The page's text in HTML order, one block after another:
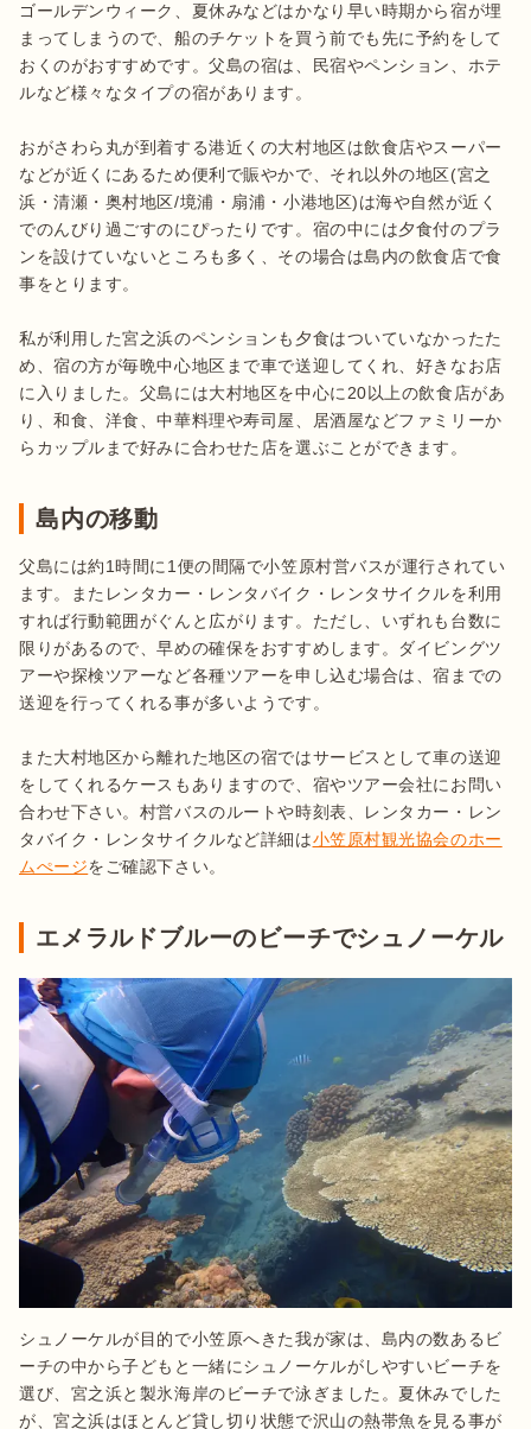
ゴールデンウィーク、夏休みなどはかなり早い時期から宿が埋
まってしまうので、船のチケットを買う前でも先に予約をして
おくのがおすすめです。父島の宿は、民宿やペンション、ホテ
ルなど様々なタイプの宿があります。
おがさわら丸が到着する港近くの大村地区は飲食店やスーパー
などが近くにあるため便利で賑やかで、それ以外の地区(宮之
浜・清瀬・奥村地区/境浦・扇浦・小港地区)は海や自然が近く
でのんびり過ごすのにぴったりです。宿の中には夕食付のプラ
ンを設けていないところも多く、その場合は島内の飲食店で食
事をとります。
私が利用した宮之浜のペンションも夕食はついていなかったた
め、宿の方が毎晩中心地区まで車で送迎してくれ、好きなお店
に入りました。父島には大村地区を中心に20以上の飲食店があ
り、和食、洋食、中華料理や寿司屋、居酒屋などファミリーか
らカップルまで好みに合わせた店を選ぶことができます。
島内の移動
父島には約1時間に1便の間隔で小笠原村営バスが運行されてい
ます。またレンタカー・レンタバイク・レンタサイクルを利用
すれば行動範囲がぐんと広がります。ただし、いずれも台数に
限りがあるので、早めの確保をおすすめします。ダイビングツ
アーや探検ツアーなど各種ツアーを申し込む場合は、宿までの
送迎を行ってくれる事が多いようです。
また大村地区から離れた地区の宿ではサービスとして車の送迎
をしてくれるケースもありますので、宿やツアー会社にお問い
合わせ下さい。村営バスのルートや時刻表、レンタカー・レン
タバイク・レンタサイクルなど詳細は小笠原村観光協会のホー
ムぺージをご確認下さい。
エメラルドブルーのビーチでシュノーケル
シュノーケルが目的で小笠原へきた我が家は、島内の数あるビ
ーチの中から子どもと一緒にシュノーケルがしやすいビーチを
選び、宮之浜と製氷海岸のビーチで泳ぎました。夏休みでした
が、宮之浜はほとんど貸し切り状態で沢山の熱帯魚を見る事が